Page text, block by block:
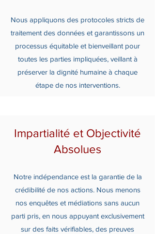
Nous appliquons des protocoles stricts de
traitement des données et garantissons un
processus équitable et bienveillant pour
toutes les parties impliquées, veillant à
préserver la dignité humaine à chaque
étape de nos interventions.
Impartialité et Objectivité
Absolues
Notre indépendance est la garantie de la
crédibilité de nos actions. Nous menons
nos enquêtes et médiations sans aucun
parti pris, en nous appuyant exclusivement
sur des faits vérifiables, des preuves